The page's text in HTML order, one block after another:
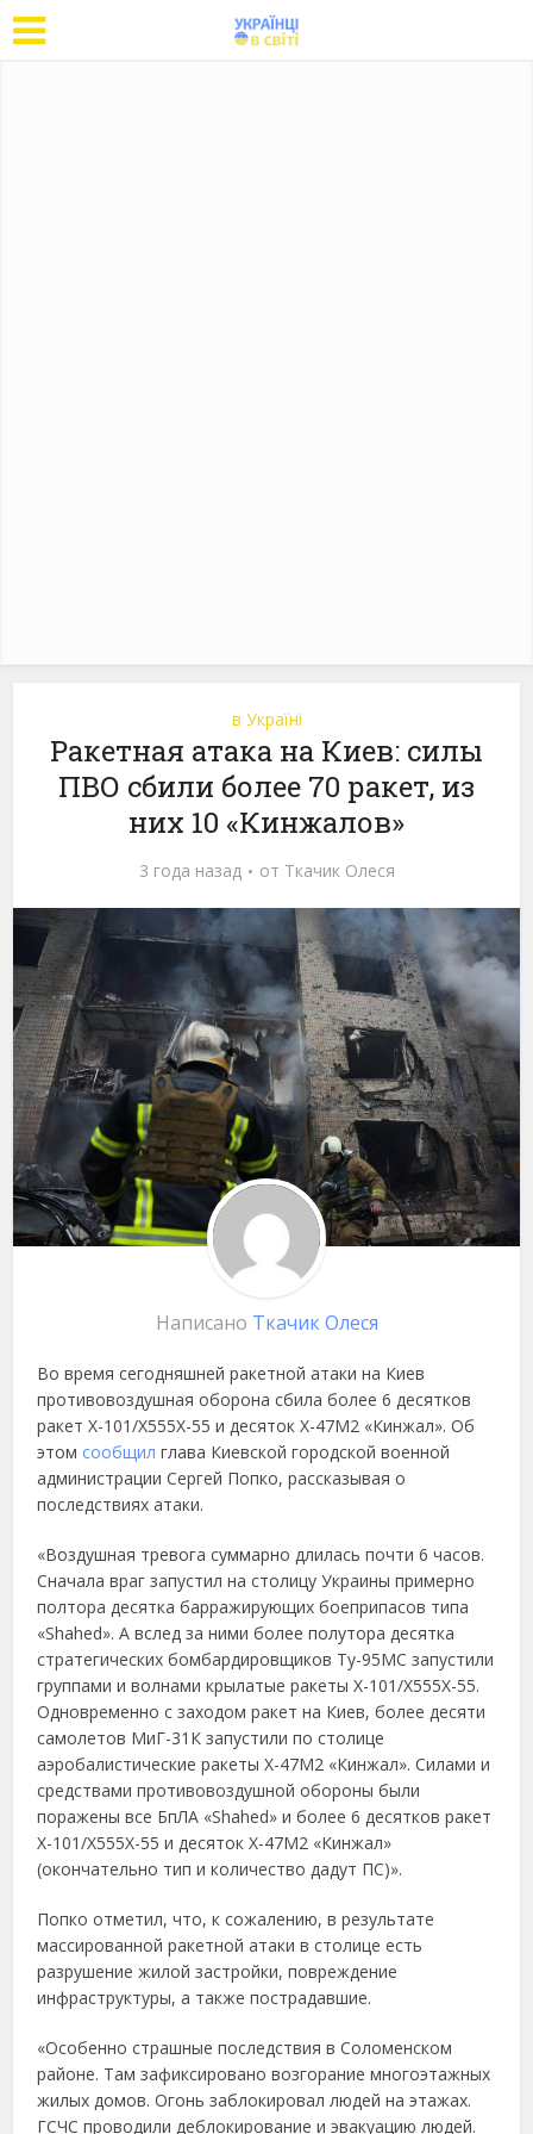
в Україні
Ракетная атака на Киев: силы
ПВО сбили более 70 ракет, из
них 10 «Кинжалов»
3 года назад от Ткачик Олеся
Написано Ткачик Олеся
Во время сегодняшней ракетной атаки на Киев
противовоздушная оборона сбила более 6 десятков
ракет Х-101/Х555Х-55 и десяток Х-47М2 «Кинжал». Об
этом сообщил глава Киевской городской военной
администрации Сергей Попко, рассказывая о
последствиях атаки.
«Воздушная тревога суммарно длилась почти 6 часов.
Сначала враг запустил на столицу Украины примерно
полтора десятка барражирующих боеприпасов типа
«Shahed». А вслед за ними более полутора десятка
стратегических бомбардировщиков Ту-95МС запустили
группами и волнами крылатые ракеты Х-101/Х555Х-55.
Одновременно с заходом ракет на Киев, более десяти
самолетов МиГ-31К запустили по столице
аэробалистические ракеты Х-47М2 «Кинжал». Силами и
средствами противовоздушной обороны были
поражены все БпЛА «Shahed» и более 6 десятков ракет
Х-101/Х555Х-55 и десяток Х-47М2 «Кинжал»
(окончательно тип и количество дадут ПС)».
Попко отметил, что, к сожалению, в результате
массированной ракетной атаки в столице есть
разрушение жилой застройки, повреждение
инфраструктуры, а также пострадавшие.
«Особенно страшные последствия в Соломенском
районе. Там зафиксировано возгорание многоэтажных
жилых домов. Огонь заблокировал людей на этажах.
ГСЧС проводили деблокирование и эвакуацию людей.